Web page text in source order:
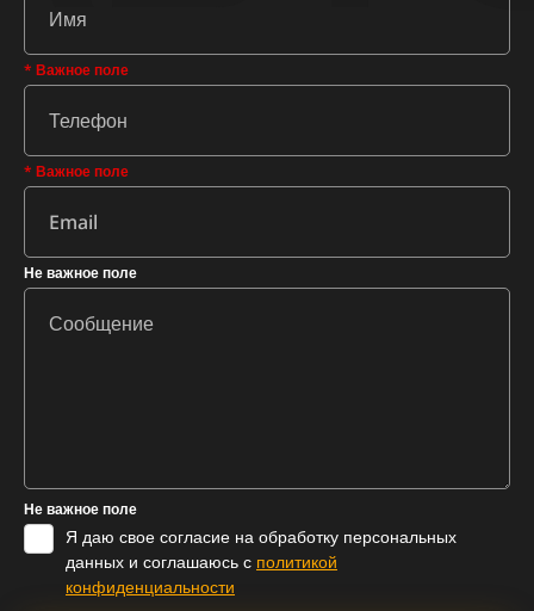
* Важное поле
* Важное поле
Не важное поле
Не важное поле
Я даю свое согласие на обработку персональных
данных и соглашаюсь с политикой
конфиденциальности